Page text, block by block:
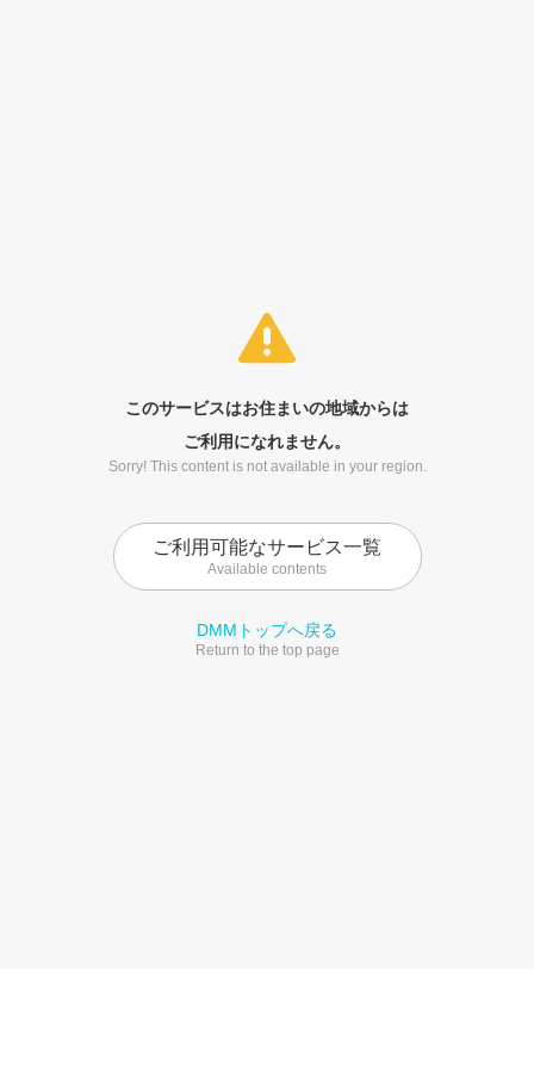
このサービスはお住まいの地域からは
ご利用になれません。
Sorry! This content is not available in your region.
ご利用可能なサービス一覧
Available contents
DMMトップへ戻る
Return to the top page